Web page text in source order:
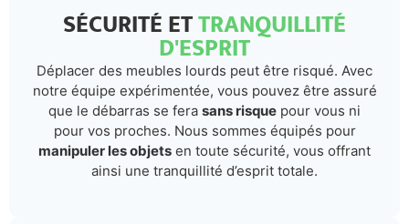
SÉCURITÉ ETTRANQUILLITÉ
D'ESPRIT
Déplacer des meubles lourds peut être risqué. Avec
notre équipe expérimentée, vous pouvez être assuré
que le débarras se fera sans risque pour vous ni
pour vos proches. Nous sommes équipés pour
manipuler les objets en toute sécurité, vous offrant
ainsi une tranquillité d’esprit totale.